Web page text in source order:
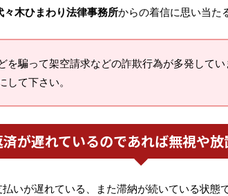
々木ひまわり法律事務所からの着信に思い当た
を騙って架空請求などの詐欺行為が多発して
して下さい。
が遅れているのであれば無視や放
いが遅れている、また滞納が続いている状態